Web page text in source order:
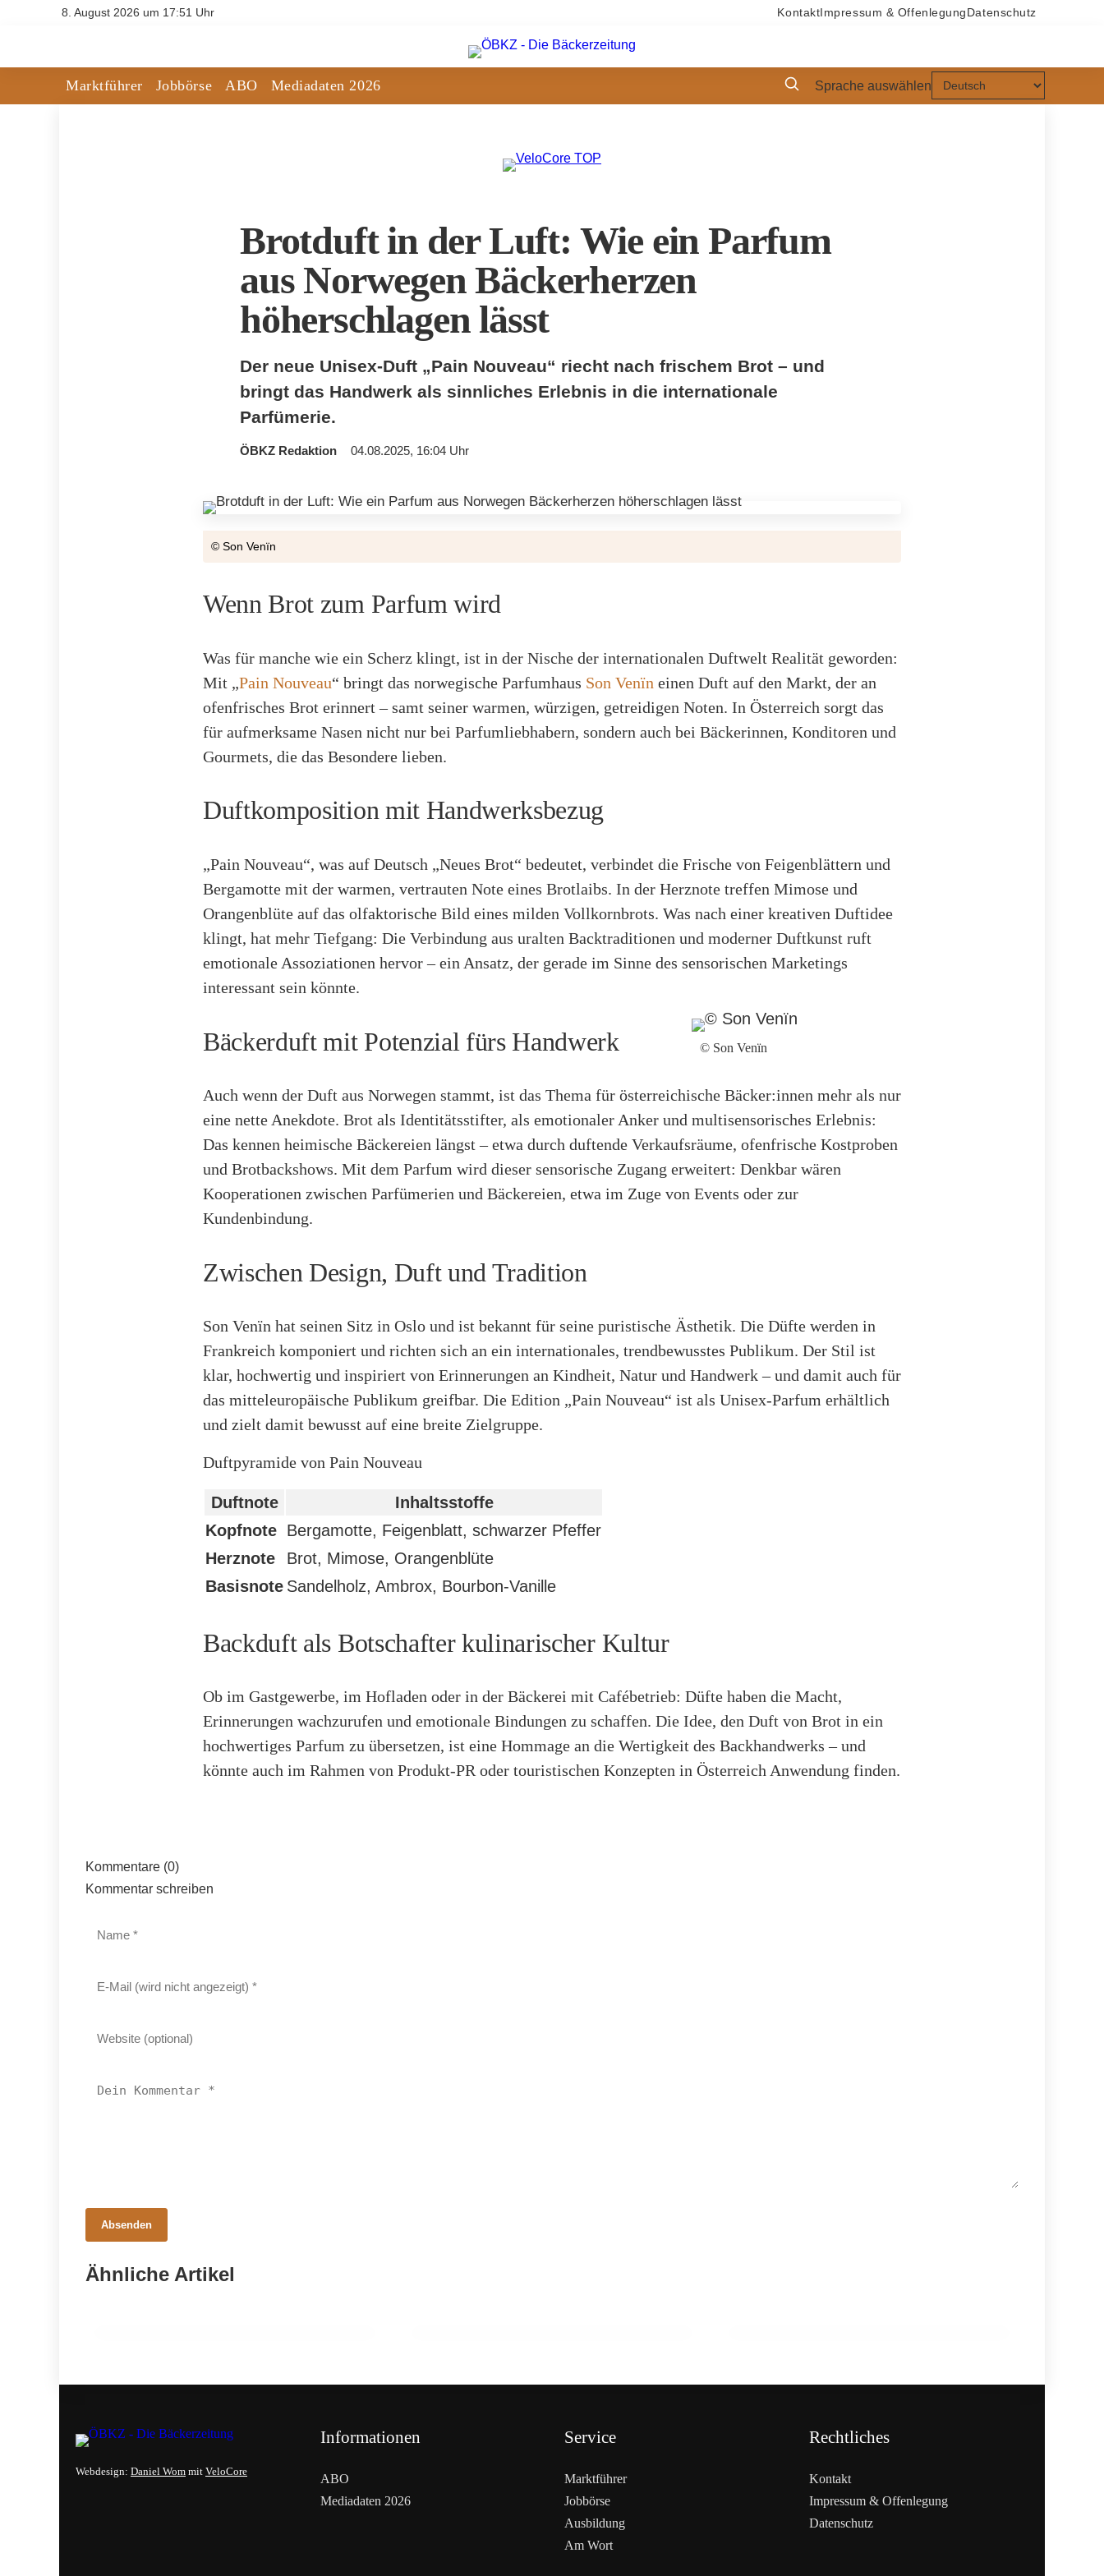
8. August 2026 um 17:51 Uhr Kontakt Impressum & Offenlegung Datenschutz
Marktführer Jobbörse ABO Mediadaten 2026 Sprache auswählen
Brotduft in der Luft: Wie ein Parfum
aus Norwegen Bäckerherzen
höherschlagen lässt
Der neue Unisex-Duft „Pain Nouveau“ riecht nach frischem Brot – und
bringt das Handwerk als sinnliches Erlebnis in die internationale
Parfümerie.
ÖBKZ Redaktion 04.08.2025, 16:04 Uhr
© Son Venïn
Wenn Brot zum Parfum wird
Was für manche wie ein Scherz klingt, ist in der Nische der internationalen Duftwelt Realität geworden:
Mit „Pain Nouveau“ bringt das norwegische Parfumhaus Son Venïn einen Duft auf den Markt, der an
ofenfrisches Brot erinnert – samt seiner warmen, würzigen, getreidigen Noten. In Österreich sorgt das
für aufmerksame Nasen nicht nur bei Parfumliebhabern, sondern auch bei Bäckerinnen, Konditoren und
Gourmets, die das Besondere lieben.
Duftkomposition mit Handwerksbezug
„Pain Nouveau“, was auf Deutsch „Neues Brot“ bedeutet, verbindet die Frische von Feigenblättern und
Bergamotte mit der warmen, vertrauten Note eines Brotlaibs. In der Herznote treffen Mimose und
Orangenblüte auf das olfaktorische Bild eines milden Vollkornbrots. Was nach einer kreativen Duftidee
klingt, hat mehr Tiefgang: Die Verbindung aus uralten Backtraditionen und moderner Duftkunst ruft
emotionale Assoziationen hervor – ein Ansatz, der gerade im Sinne des sensorischen Marketings
interessant sein könnte.
© Son Venïn
Bäckerduft mit Potenzial fürs Handwerk
Auch wenn der Duft aus Norwegen stammt, ist das Thema für österreichische Bäcker:innen mehr als nur
eine nette Anekdote. Brot als Identitätsstifter, als emotionaler Anker und multisensorisches Erlebnis:
Das kennen heimische Bäckereien längst – etwa durch duftende Verkaufsräume, ofenfrische Kostproben
und Brotbackshows. Mit dem Parfum wird dieser sensorische Zugang erweitert: Denkbar wären
Kooperationen zwischen Parfümerien und Bäckereien, etwa im Zuge von Events oder zur
Kundenbindung.
Zwischen Design, Duft und Tradition
Son Venïn hat seinen Sitz in Oslo und ist bekannt für seine puristische Ästhetik. Die Düfte werden in
Frankreich komponiert und richten sich an ein internationales, trendbewusstes Publikum. Der Stil ist
klar, hochwertig und inspiriert von Erinnerungen an Kindheit, Natur und Handwerk – und damit auch für
das mitteleuropäische Publikum greifbar. Die Edition „Pain Nouveau“ ist als Unisex-Parfum erhältlich
und zielt damit bewusst auf eine breite Zielgruppe.
Duftpyramide von Pain Nouveau
Duftnote
Inhaltsstoffe
Kopfnote Bergamotte, Feigenblatt, schwarzer Pfeffer
Herznote
Brot, Mimose, Orangenblüte
Basisnote Sandelholz, Ambrox, Bourbon-Vanille
Backduft als Botschafter kulinarischer Kultur
Ob im Gastgewerbe, im Hofladen oder in der Bäckerei mit Cafébetrieb: Düfte haben die Macht,
Erinnerungen wachzurufen und emotionale Bindungen zu schaffen. Die Idee, den Duft von Brot in ein
hochwertiges Parfum zu übersetzen, ist eine Hommage an die Wertigkeit des Backhandwerks – und
könnte auch im Rahmen von Produkt-PR oder touristischen Konzepten in Österreich Anwendung finden.
Kommentare (0)
Kommentar schreiben
Absenden
Ähnliche Artikel
16. Februar 2026
100 Jahre Tramezzino – Italo-Klassiker
Webdesign: Daniel Wom mit VeloCore
Informationen
ABO
Mediadaten 2026
Service
Marktführer
Jobbörse
Ausbildung
Am Wort
Rechtliches
Kontakt
Impressum & Offenlegung
Datenschutz